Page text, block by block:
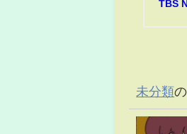
TBS
未分類